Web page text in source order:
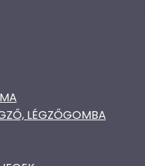
LÉGZŐGOMBA